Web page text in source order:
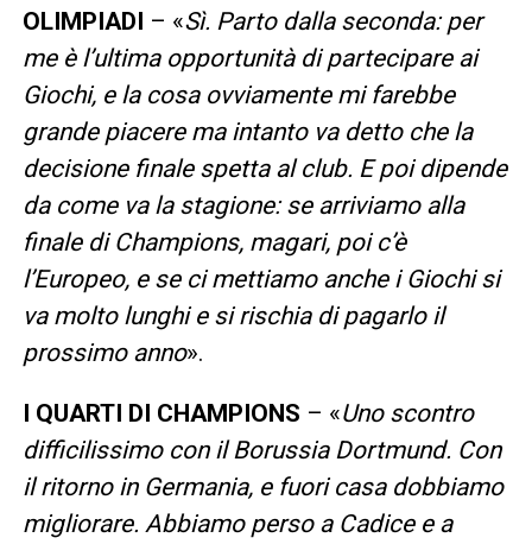
OLIMPIADI – «Sì. Parto dalla seconda: per
me è l’ultima opportunità di partecipare ai
Giochi, e la cosa ovviamente mi farebbe
grande piacere ma intanto va detto che la
decisione finale spetta al club. E poi dipende
da come va la stagione: se arriviamo alla
finale di Champions, magari, poi c’è
l’Europeo, e se ci mettiamo anche i Giochi si
va molto lunghi e si rischia di pagarlo il
prossimo anno».
I QUARTI DI CHAMPIONS – «Uno scontro
difficilissimo con il Borussia Dortmund. Con
il ritorno in Germania, e fuori casa dobbiamo
migliorare. Abbiamo perso a Cadice e a